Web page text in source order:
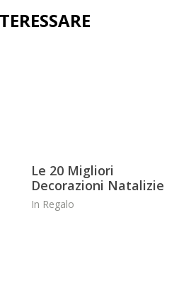
Le 20 Migliori
Decorazioni Natalizie
In Regalo